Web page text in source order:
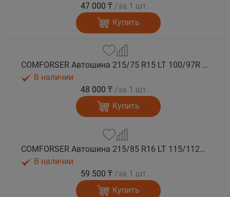
47 000 ₸ /за 1 шт.
Купить
COMFORSER Автошина 215/75 R15 LT 100/97R CF1100 6PR RWL лето
В наличии
48 000 ₸ /за 1 шт.
Купить
COMFORSER Автошина 215/85 R16 LT 115/112R CF1100 10PR RWL лето
В наличии
59 500 ₸ /за 1 шт.
Купить